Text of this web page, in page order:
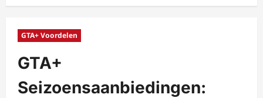
GTA+ Voordelen
GTA+
Seizoensaanbiedingen: